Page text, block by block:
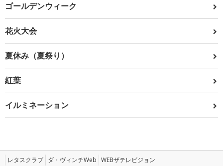
ゴールデンウィーク
花火大会
夏休み（夏祭り）
紅葉
イルミネーション
レタスクラブ ダ・ヴィンチWeb WEBザテレビジョン